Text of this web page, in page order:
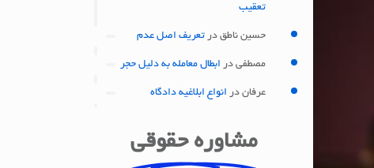
تعقیب
حسین ناطقدر تعریف اصل عدم
مصطفیدر ابطال معامله به دلیل حجر
عرفاندر انواع ابلاغیه دادگاه
مشاوره حقوقی